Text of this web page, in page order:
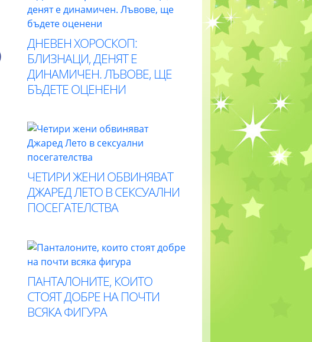
ДНЕВЕН ХОРОСКОП:
БЛИЗНАЦИ, ДЕНЯТ Е
ДИНАМИЧЕН. ЛЪВОВЕ, ЩЕ
БЪДЕТЕ ОЦЕНЕНИ
ЧЕТИРИ ЖЕНИ ОБВИНЯВАТ
ДЖАРЕД ЛЕТО В СЕКСУАЛНИ
ПОСЕГАТЕЛСТВА
ПАНТАЛОНИТЕ, КОИТО
СТОЯТ ДОБРЕ НА ПОЧТИ
ВСЯКА ФИГУРА